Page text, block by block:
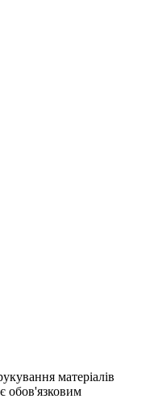
матеріалів
обов'язковим